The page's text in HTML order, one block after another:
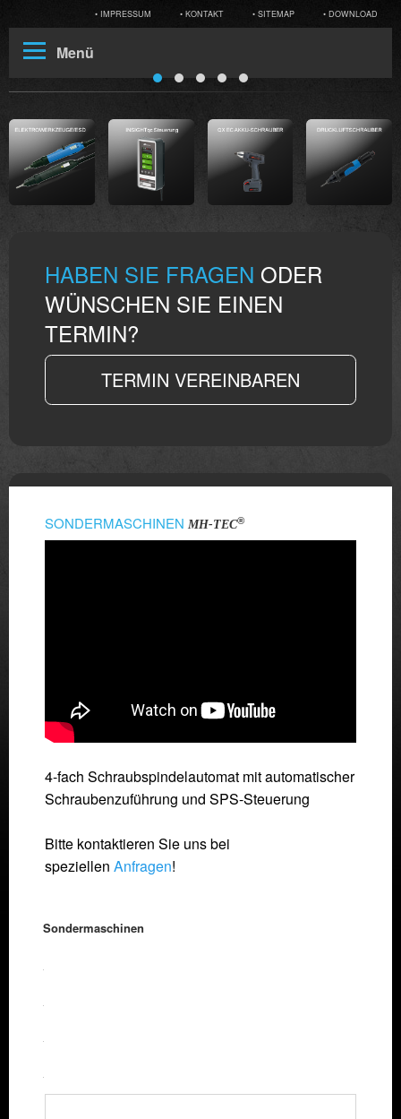
• DOWNLOAD
• SITEMAP
• KONTAKT
• IMPRESSUM
Menü
HABEN SIE FRAGEN ODER
WÜNSCHEN SIE EINEN
TERMIN?
TERMIN VEREINBAREN
SONDERMASCHINEN MH-TEC®
4-fach Schraubspindelautomat mit automatischer
Schraubenzuführung und SPS-Steuerung
Bitte kontaktieren Sie uns bei
speziellen Anfragen!
Sondermaschinen